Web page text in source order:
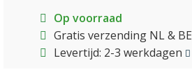
Op voorraad
Gratis verzending NL & BE
Levertijd: 2-3 werkdagen